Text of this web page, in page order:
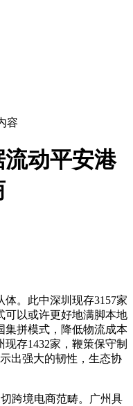
容
动平安港
。此中深圳现存3157家
可以或许更好地满脚本地
集拼模式，降低物流成本
存1432家，鞭策保守制
出强大的韧性，生态协
跨境电商范畴。广州具